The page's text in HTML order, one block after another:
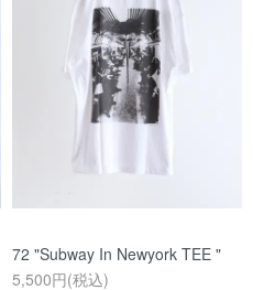
72 "Subway In Newyork TEE "
5,500円(税込)